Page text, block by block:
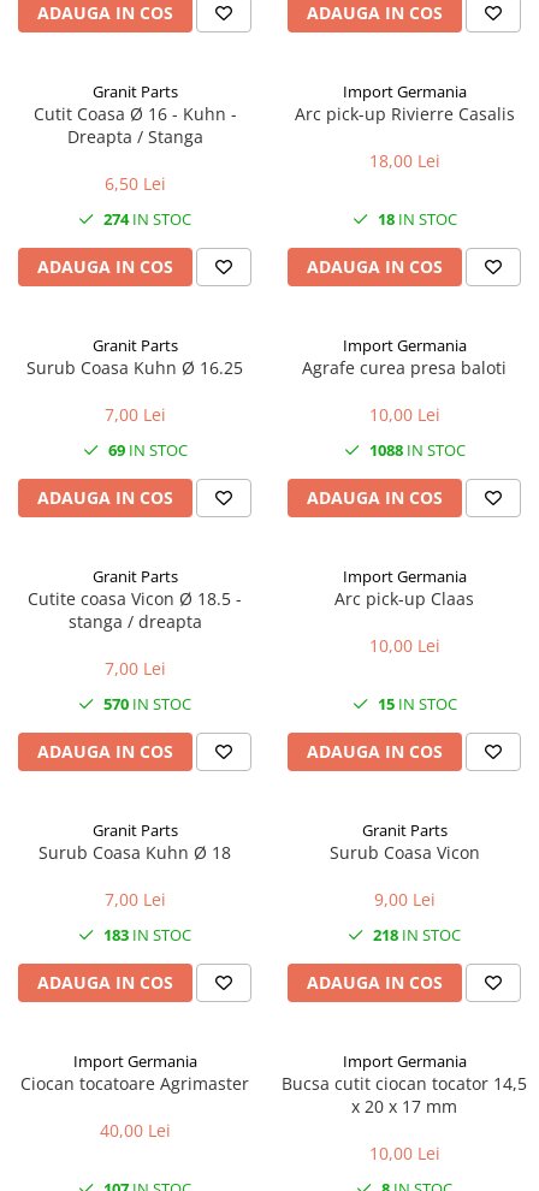
1.5.9. Chiulasa si supape
1.5.10. Distributie si accesorii
1.6. Electrice
1.6.1. Acumulatori
1.6.2. Alternatoare
1.6.4. Demaroare
1.6.8. Echipamente & aparate de
1.6.5. Întrerupătoare
1.6.7. Diverse
1.7. Sisteme de franare
1.7.2. Placute de frana
1.7.4. Piese si accesorii frana
1.7.5. O-ring frana
1.8. Transmisie
1.8.1. Prize de putere
1.8.2. Cutii viteze
ADAUGA IN COS ADAUGA IN COS
Granit Parts
Cutit Coasa Ø 16 - Kuhn -
Dreapta / Stanga
6,50 Lei
274IN STOC
ADAUGA IN COS
Import Germania
Arc pick-up Rivierre Casalis
18,00 Lei
18IN STOC
ADAUGA IN COS
Granit Parts
Surub Coasa Kuhn Ø 16.25
7,00 Lei
69IN STOC
ADAUGA IN COS
Import Germania
Agrafe curea presa baloti
10,00 Lei
1088IN STOC
ADAUGA IN COS
Granit Parts
Cutite coasa Vicon Ø 18.5 -
stanga / dreapta
7,00 Lei
570 IN STOC
ADAUGA IN COS
Import Germania
Arc pick-up Claas
10,00 Lei
15IN STOC
ADAUGA IN COS
Granit Parts
Surub Coasa Kuhn Ø 18
7,00 Lei
183 IN STOC
ADAUGA IN COS
Granit Parts
Surub Coasa Vicon
9,00 Lei
218 IN STOC
ADAUGA IN COS
Import Germania
Ciocan tocatoare Agrimaster
40,00 Lei
Import Germania
Bucsa cutit ciocan tocator 14,5
x 20 x 17 mm
10,00 Lei